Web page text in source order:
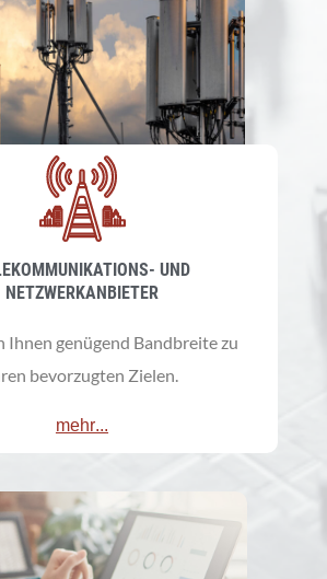
UND
NETZWERKANBIETER
Ihnen genügend Bandbreite zu
bevorzugten Zielen.
mehr...